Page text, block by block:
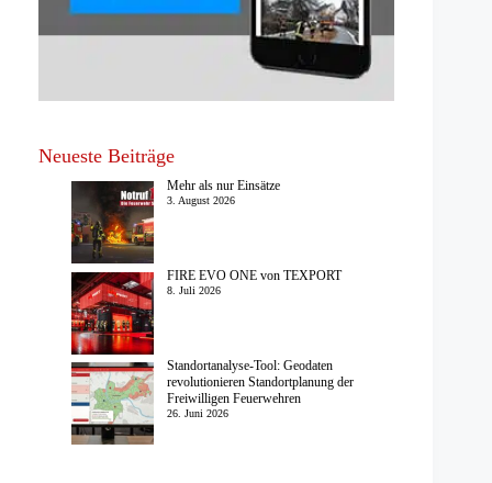
Neueste Beiträge
Mehr als nur Einsätze
3. August 2026
FIRE EVO ONE von TEXPORT
8. Juli 2026
Standortanalyse-Tool: Geodaten
revolutionieren Standortplanung der
Freiwilligen Feuerwehren
26. Juni 2026